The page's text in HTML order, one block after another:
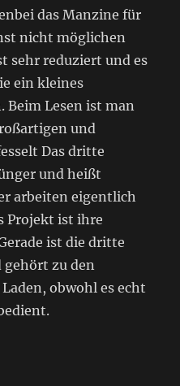
das Manzine für
nicht möglichen
sehr reduziert und es
ein kleines
Beim Lesen ist man
und
Das dritte
und heißt
arbeiten eigentlich
Projekt ist ihre
ist die dritte
gehört zu den
obwohl es echt